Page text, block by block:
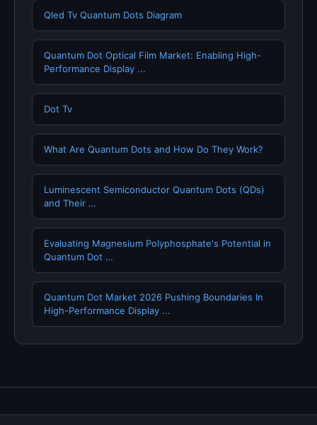
Qled Tv Quantum Dots Diagram
Quantum Dot Optical Film Market: Enabling High-
Performance Display ...
Dot Tv
What Are Quantum Dots and How Do They Work?
Luminescent Semiconductor Quantum Dots (QDs)
and Their …
Evaluating Magnesium Polyphosphate's Potential in
Quantum Dot …
Quantum Dot Market 2026 Pushing Boundaries In
High-Performance Display ...